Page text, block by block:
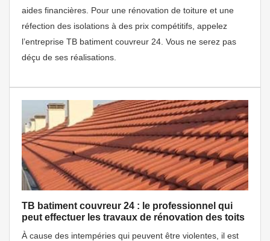
aides financières. Pour une rénovation de toiture et une
réfection des isolations à des prix compétitifs, appelez
l’entreprise TB batiment couvreur 24. Vous ne serez pas
déçu de ses réalisations.
TB batiment couvreur 24 : le professionnel qui
peut effectuer les travaux de rénovation des toits
À cause des intempéries qui peuvent être violentes, il est